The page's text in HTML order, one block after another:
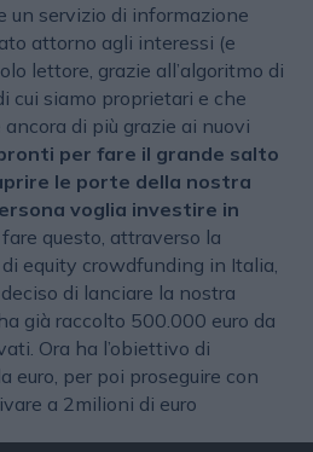
un servizio di informazione
attorno agli interessi (e
lettore, grazie all’algoritmo di
cui siamo proprietari e che
di più grazie ai nuovi
per fare il grande salto
le porte della nostra
voglia investire in
fare questo, attraverso la
equity crowdfunding in Italia,
di lanciare la nostra
già raccolto 500.000 euro da
Ora ha l’obiettivo di
euro, per poi proseguire con
a 2milioni di euro